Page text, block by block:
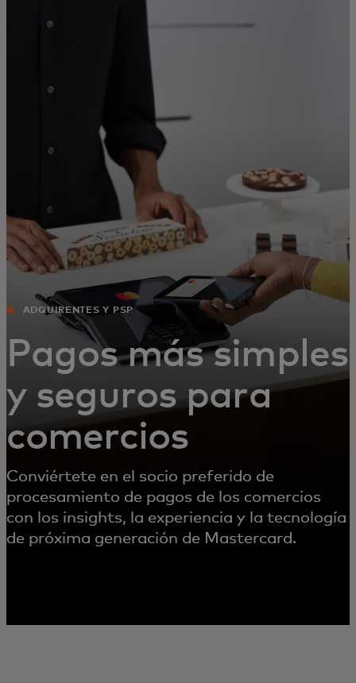
Para ti
Para empresas
Para el mundo
Para innovadores
Noticias y tendencias
ADQUIRENTES Y PSP
Pagos más simples
y seguros para
comercios
Conviértete en el socio preferido de
procesamiento de pagos de los comercios
con los insights, la experiencia y la tecnología
de próxima generación de Mastercard.